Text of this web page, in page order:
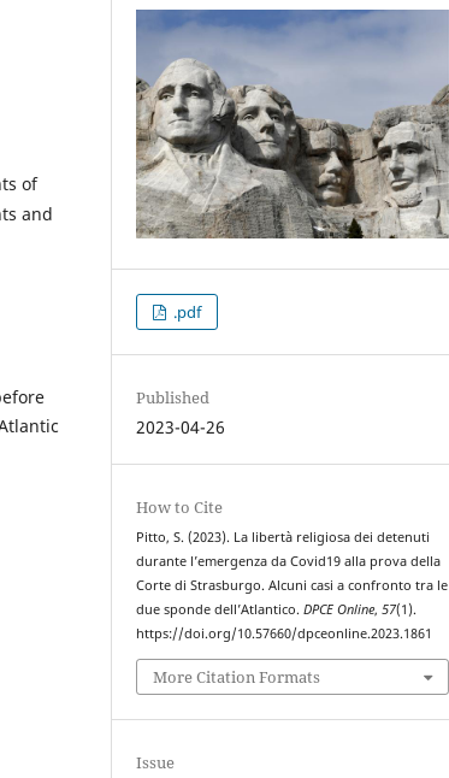
of
and
.pdf
Published
2023-04-26
How to Cite
Pitto, S. (2023). La libertà religiosa dei detenuti
durante l’emergenza da Covid19 alla prova della
Corte di Strasburgo. Alcuni casi a confronto tra le
due sponde dell’Atlantico.DPCE Online,57(1).
https://doi.org/10.57660/dpceonline.2023.1861
More Citation Formats
Issue